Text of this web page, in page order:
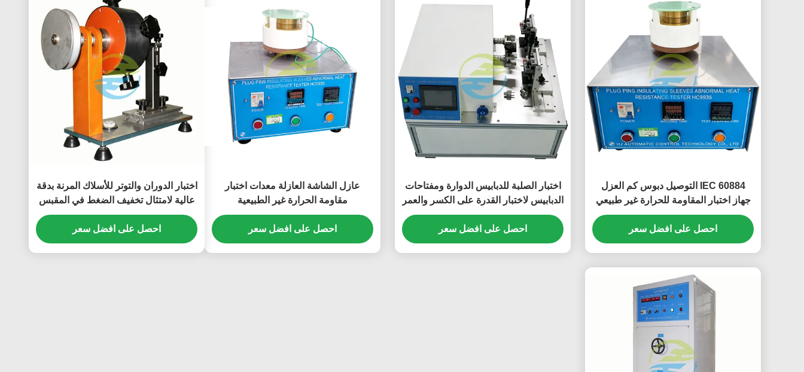
IEC 60884 التوصيل دبوس كم العزل
جهاز اختبار المقاومة للحرارة غير طبيعي
لاختبار الامتثال مقبس التوصيل
احصل على افضل سعر
اختبار الصلبة للدبابيس الدوارة ومفتاحات
الدبابيس لاختبار القدرة على الكسر والعمر
التشغيلي
احصل على افضل سعر
عازل الشاشة العازلة معدات اختبار
مقاومة الحرارة غير الطبيعية
احصل على افضل سعر
اختبار الدوران والتوتر للأسلاك المرنة بدقة
عالية لامتثال تخفيف الضغط في المقبس
واختبار القوة الميكانيكية
احصل على افضل سعر